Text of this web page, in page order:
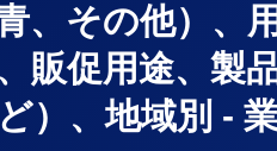
青、その他）
販促用途、製
）、地域別 -